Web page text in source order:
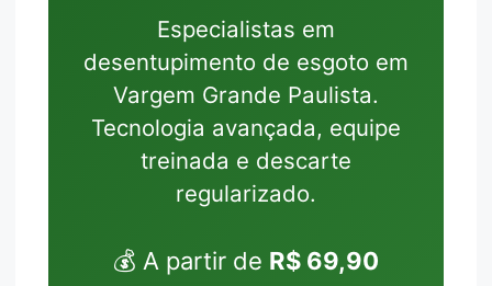
Especialistas em
desentupimento de esgoto em
Vargem Grande Paulista.
Tecnologia avançada, equipe
treinada e descarte
regularizado.
💰 A partir de R$ 69,90